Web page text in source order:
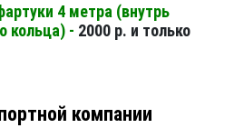
4 метра (внутрь
кольца) - 2000 р. и только
компании